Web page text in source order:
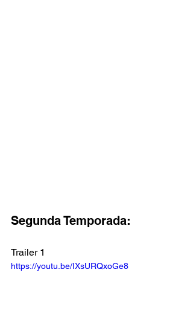
Segunda Temporada:
Trailer 1
https://youtu.be/IXsURQxoGe8